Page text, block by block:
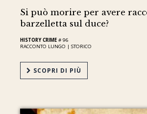
Si può morire per avere
barzelletta sul duce?
HISTORY CRIME # 96
RACCONTO LUNGO |STORICO
SCOPRI DI PIÙ